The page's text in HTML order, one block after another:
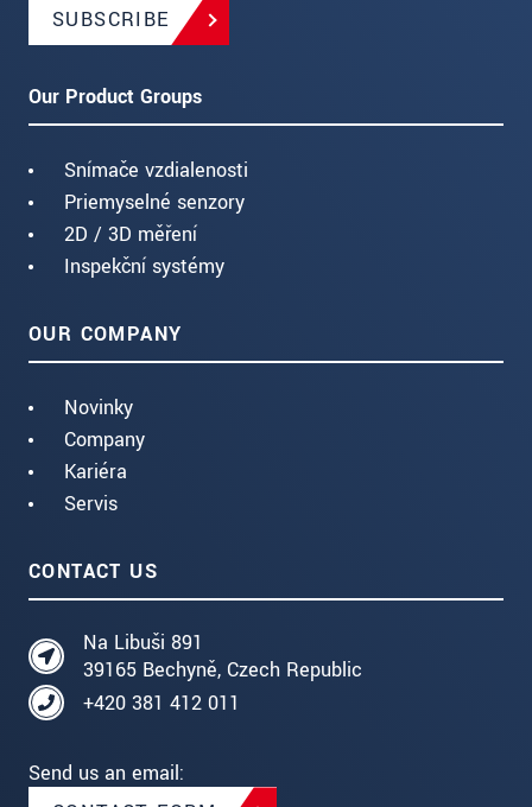
SUBSCRIBE
Our Product Groups
Snímače vzdialenosti
Priemyselné senzory
2D / 3D měření
Inspekční systémy
OUR COMPANY
Novinky
Company
Kariéra
Servis
CONTACT US
Na Libuši 891
39165 Bechyně, Czech Republic
+420 381 412 011
Send us an email: